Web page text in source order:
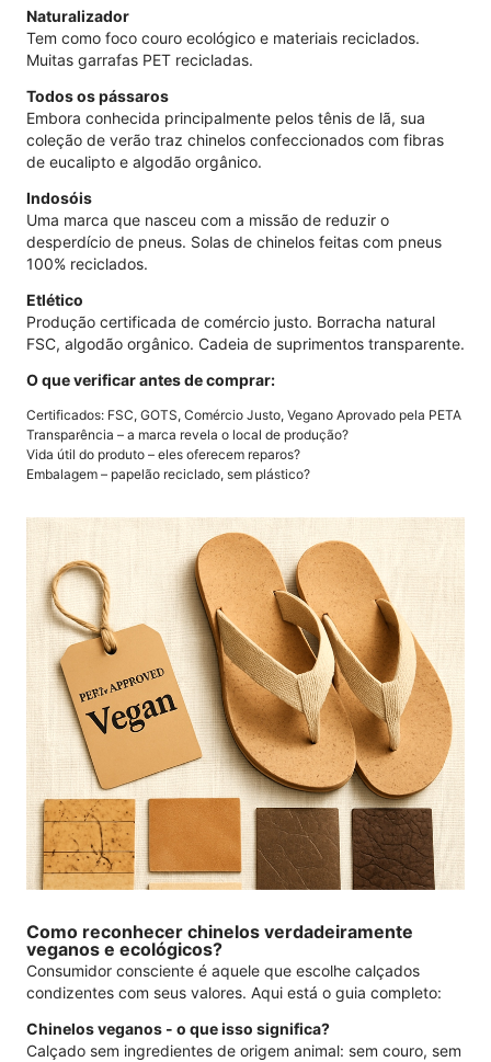
Naturalizador
Tem como foco couro ecológico e materiais reciclados.
Muitas garrafas PET recicladas.
Todos os pássaros
Embora conhecida principalmente pelos tênis de lã, sua
coleção de verão traz chinelos confeccionados com fibras
de eucalipto e algodão orgânico.
Indosóis
Uma marca que nasceu com a missão de reduzir o
desperdício de pneus. Solas de chinelos feitas com pneus
100% reciclados.
Etlético
Produção certificada de comércio justo. Borracha natural
FSC, algodão orgânico. Cadeia de suprimentos transparente.
O que verificar antes de comprar:
Certificados: FSC, GOTS, Comércio Justo, Vegano Aprovado pela PETA
Transparência – a marca revela o local de produção?
Vida útil do produto – eles oferecem reparos?
Embalagem – papelão reciclado, sem plástico?
Como reconhecer chinelos verdadeiramente
veganos e ecológicos?
Consumidor consciente é aquele que escolhe calçados
condizentes com seus valores. Aqui está o guia completo:
Chinelos veganos - o que isso significa?
Calçado sem ingredientes de origem animal: sem couro, sem